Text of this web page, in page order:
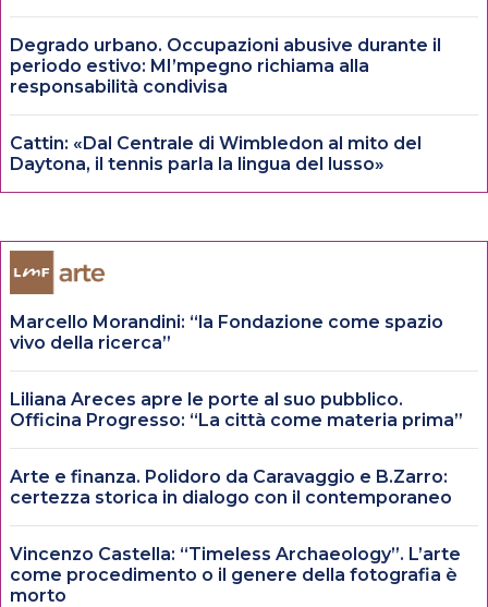
Degrado urbano. Occupazioni abusive durante il
periodo estivo: MI’mpegno richiama alla
responsabilità condivisa
Cattin: «Dal Centrale di Wimbledon al mito del
Daytona, il tennis parla la lingua del lusso»
Marcello Morandini: “la Fondazione come spazio
vivo della ricerca”
Liliana Areces apre le porte al suo pubblico.
Officina Progresso: “La città come materia prima”
Arte e finanza. Polidoro da Caravaggio e B.Zarro:
certezza storica in dialogo con il contemporaneo
Vincenzo Castella: “Timeless Archaeology”. L’arte
come procedimento o il genere della fotografia è
morto